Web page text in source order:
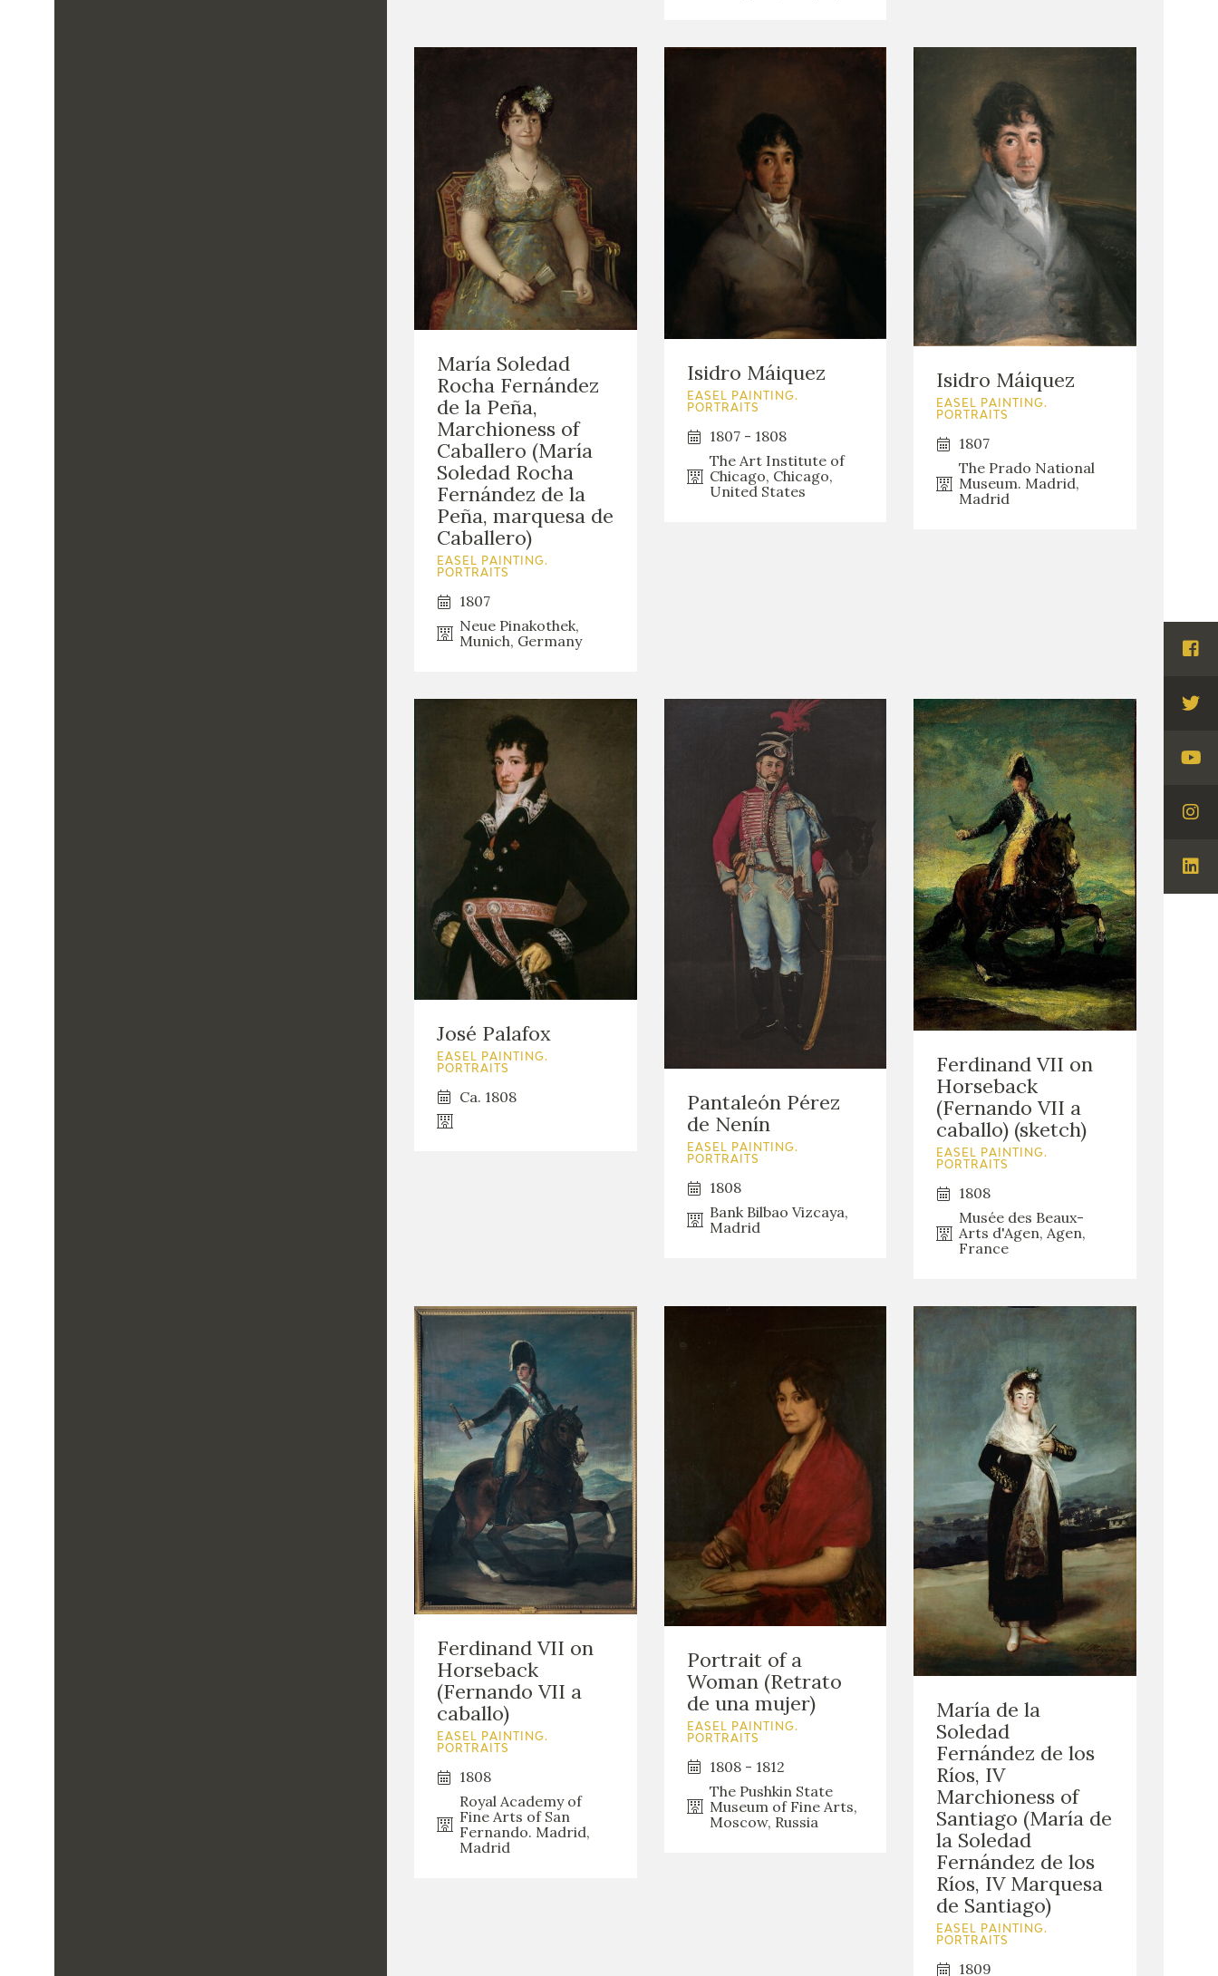
María Soledad
Rocha Fernández
de la Peña,
Marchioness of
Caballero (María
Soledad Rocha
Fernández de la
Peña, marquesa de
Caballero)
EASEL PAINTING.
PORTRAITS
1807
Neue Pinakothek,
Munich, Germany
Isidro Máiquez
EASEL PAINTING.
PORTRAITS
1807 - 1808
The Art Institute of
Chicago, Chicago,
United States
Isidro Máiquez
EASEL PAINTING.
PORTRAITS
1807
The Prado National
Museum. Madrid,
Madrid
José Palafox
EASEL PAINTING.
PORTRAITS
Ca. 1808
Pantaleón Pérez
de Nenín
EASEL PAINTING.
PORTRAITS
1808
Bank Bilbao Vizcaya,
Madrid
Ferdinand VII on
Horseback
(Fernando VII a
caballo) (sketch)
EASEL PAINTING.
PORTRAITS
1808
Musée des Beaux-
Arts d'Agen, Agen,
France
Ferdinand VII on
Horseback
(Fernando VII a
caballo)
EASEL PAINTING.
PORTRAITS
1808
Royal Academy of
Fine Arts of San
Fernando. Madrid,
Madrid
Portrait of a
Woman (Retrato
de una mujer)
EASEL PAINTING.
PORTRAITS
1808 - 1812
The Pushkin State
Museum of Fine Arts,
Moscow, Russia
María de la
Soledad
Fernández de los
Ríos, IV
Marchioness of
Santiago (María de
la Soledad
Fernández de los
Ríos, IV Marquesa
de Santiago)
EASEL PAINTING.
PORTRAITS
1809